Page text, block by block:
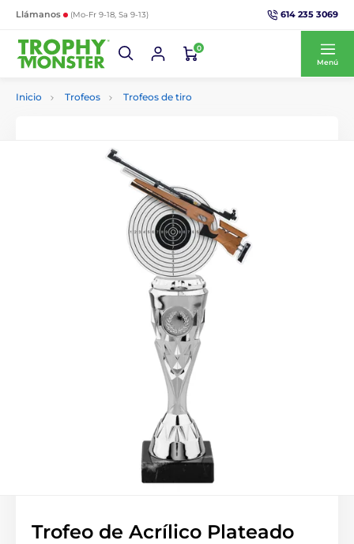
Llámanos (Mo-Fr 9-18, Sa 9-13) 614 235 3069
0
Menú
Inicio Trofeos Trofeos de tiro
Trofeo de Acrílico Plateado